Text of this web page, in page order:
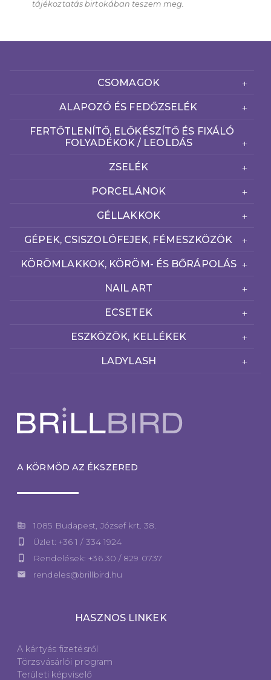
tájékoztatás birtokában teszem meg.
CSOMAGOK
ALAPOZÓ ÉS FEDŐZSELÉK
FERTŐTLENÍTŐ, ELŐKÉSZÍTŐ ÉS FIXÁLÓ
FOLYADÉKOK / LEOLDÁS
ZSELÉK
PORCELÁNOK
GÉLLAKKOK
GÉPEK, CSISZOLÓFEJEK, FÉMESZKÖZÖK
KÖRÖMLAKKOK, KÖRÖM- ÉS BŐRÁPOLÁS
NAIL ART
ECSETEK
ESZKÖZÖK, KELLÉKEK
LADYLASH
A KÖRMÖD AZ ÉKSZERED
corporate_fare 1085 Budapest, József krt. 38.
phone_iphone Üzlet: +36 1 / 334 1924
phone_iphone Rendelések: +36 30 / 829 0737
email rendeles@brillbird.hu
HASZNOS LINKEK
A kártyás fizetésről
Törzsvásárlói program
Területi képviselő